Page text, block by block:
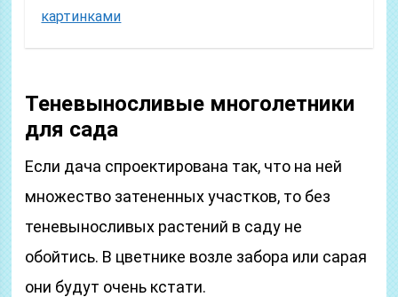
картинками
Теневыносливые многолетники
для сада
Если дача спроектирована так, что на ней
множество затененных участков, то без
теневыносливых растений в саду не
обойтись. В цветнике возле забора или сарая
они будут очень кстати.